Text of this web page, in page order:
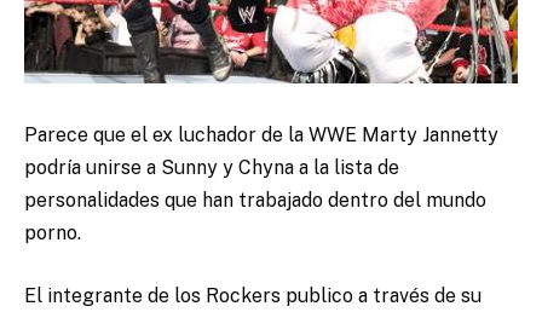
Parece que el ex luchador de la WWE Marty Jannetty
podría unirse a Sunny y Chyna a la lista de
personalidades que han trabajado dentro del mundo
porno.
El integrante de los Rockers publico a través de su